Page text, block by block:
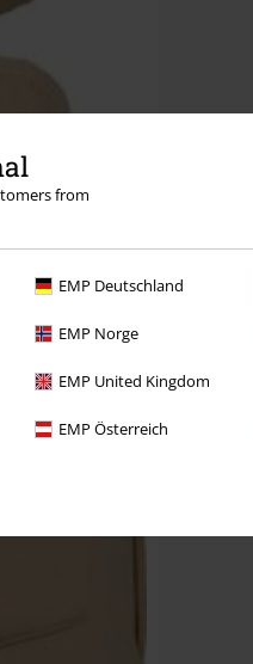
from
EMP Deutschland
EMP Norge
EMP United Kingdom
EMP Österreich